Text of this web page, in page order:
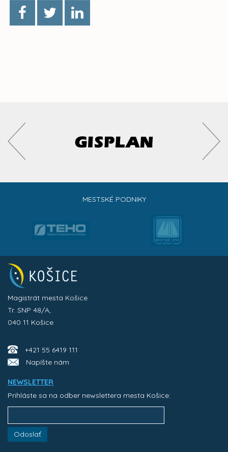
MESTSKÉ PODNIKY
Magistrát mesta Košice
Tr. SNP 48/A,
040 11 Košice
+421 55 6419 111
Napíšte nám
NEWSLETTER
Prihláste sa na odber newslettera mesta Košice:
Odoslať